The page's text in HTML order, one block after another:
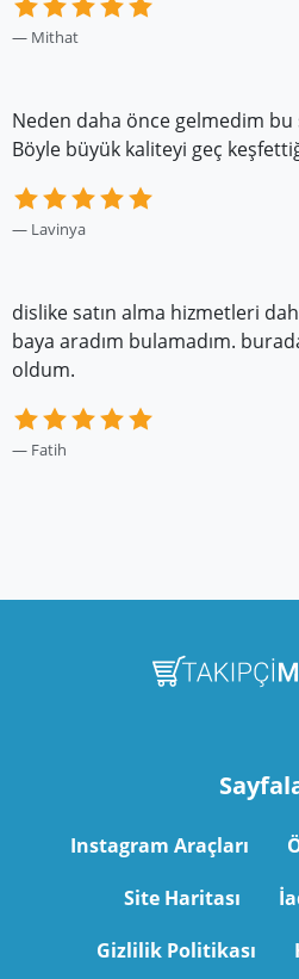
Mithat
Neden daha önce gelmedim bu
Böyle büyük kaliteyi geç
Lavinya
dislike satın alma hizmetleri
baya aradım bulamadım.
oldum.
Fatih
Instagram Araçları
Site Haritası
Gizlilik Politikası